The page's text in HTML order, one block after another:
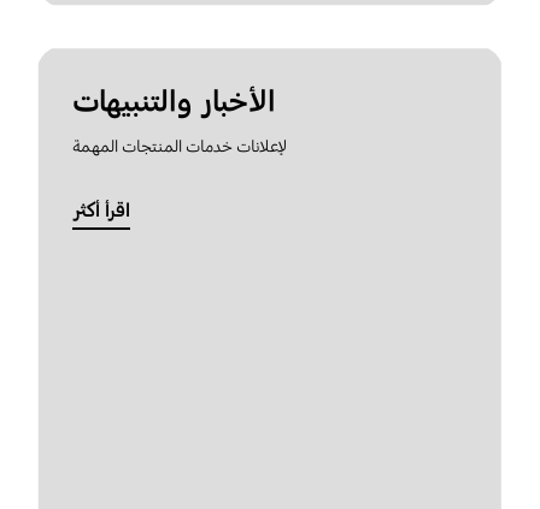
الأخبار والتنبيهات
لإعلانات خدمات المنتجات المهمة
اقرأ أكثر